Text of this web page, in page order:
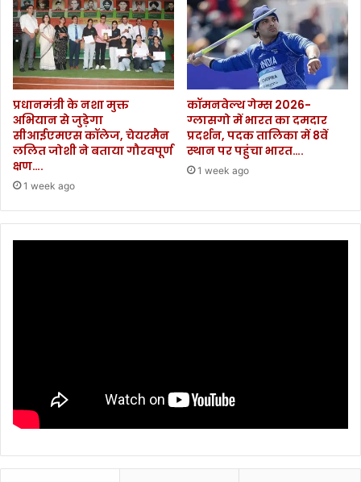
प्रधानमंत्री के नशा मुक्त
अभियान से जुड़ेगा
सीआईएमएस कॉलेज, चेयरमैन
ललित जोशी ने बताया गौरवपूर्ण
क्षण….
1 week ago
कॉमनवेल्थ गेम्स 2026-
ग्लासगो में भारत का दमदार
प्रदर्शन, पदक तालिका में 8वें
स्थान पर पहुंचा भारत….
1 week ago